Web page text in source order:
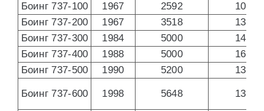
Боинг 737-100
1967 2592
103
Боинг 737-200
1967 3518
133
Боинг 737-300
1984 5000
149
Боинг 737-400
1988 5000
168
Боинг 737-500
1990 5200 132
Боинг 737-600 1998 5648 130